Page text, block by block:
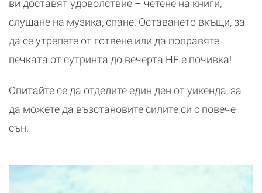
ви доставят удоволствие – четене на книги,
слушане на музика, спане. Оставането вкъщи, за
да се утрепете от готвене или да поправяте
печката от сутринта до вечерта НЕ е почивка!
Опитайте се да отделите един ден от уикенда, за
да можете да възстановите силите си с повече
сън.